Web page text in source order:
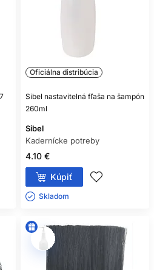
Oficiálna distribúcia
Sibel nastavitelná fľaša na šampón
260ml
Sibel
Kadernícke potreby
4.10 €
Kúpiť
Skladom ㅤ